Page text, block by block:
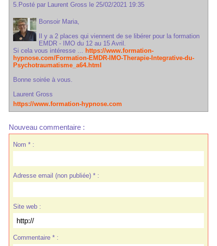
5. Posté par Laurent Gross le 25/02/2021 19:35
Bonsoir Maria,
Il y a 2 places qui viennent de se libérer pour la formation
EMDR - IMO du 12 au 15 Avril.
Si cela vous intéresse ... https://www.formation-
hypnose.com/Formation-EMDR-IMO-Therapie-Integrative-du-
Psychotraumatisme_a64.html
Bonne soirée à vous.
Laurent Gross
https://www.formation-hypnose.com
Nouveau commentaire :
Nom * :
Adresse email (non publiée) * :
Site web :
Commentaire * :